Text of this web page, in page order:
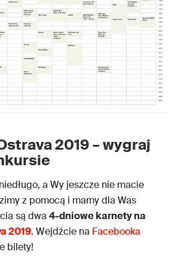
2019 – wygraj
a Wy jeszcze nie macie
z pomocą i mamy dla Was
są dwa4-dniowe karnety na
2019. Wejdźcie na Facebooka
bilety!